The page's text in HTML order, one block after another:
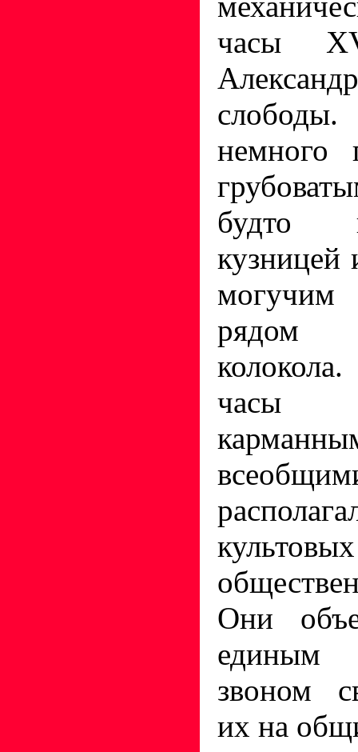
часы
немного
будто
кузницей
рядом
часы
Они
единым
звоном
их на